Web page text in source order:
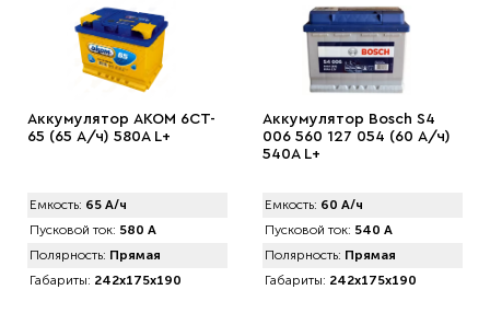
Аккумулятор AKOM 6CT-
65 (65 А/ч) 580А L+
Емкость: 65 А/ч
Пусковой ток: 580 А
Полярность: Прямая
Габариты: 242x175x190
Аккумулятор Bosch S4
006 560 127 054 (60 А/ч)
540A L+
Емкость: 60 А/ч
Пусковой ток: 540 А
Полярность: Прямая
Габариты: 242x175x190